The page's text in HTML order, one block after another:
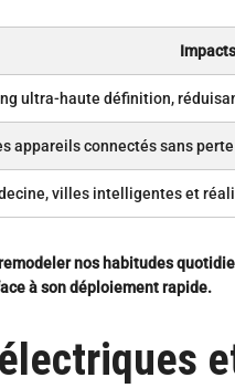
Impacts
ultra-haute définition,
appareils connectés sans
villes intelligentes et
nos habitudes
à son déploiement rapide.